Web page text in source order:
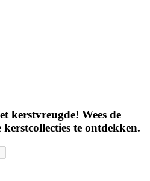
kerstvreugde! Wees de
kerstcollecties te ontdekken.